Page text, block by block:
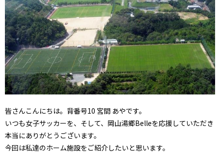
皆さんこんにちは。背番号10 宮間 あやです。
いつも女子サッカーを、そして、岡山湯郷Belleを応援していただき
本当にありがとうございます。
今回は私達のホーム施設をご紹介したいと思います。